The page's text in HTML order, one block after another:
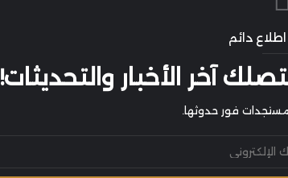
دائم
آخر الأخبار والتحديثات!
فور حدوثها.